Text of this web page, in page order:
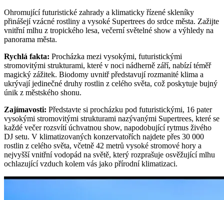
Ohromující futuristické zahrady a klimaticky řízené skleníky
přinášejí vzácné rostliny a vysoké Supertrees do srdce města. Zažijte
vnitřní mlhu z tropického lesa, večerní světelné show a výhledy na
panorama města.
Rychlá fakta: Procházka mezi vysokými, futuristickými
stromovitými strukturami, které v noci nádherně září, nabízí téměř
magický zážitek. Biodomy uvnitř představují rozmanité klima a
ukrývají jedinečné druhy rostlin z celého světa, což poskytuje bujný
únik z městského shonu.
Zajímavosti: Představte si procházku pod futuristickými, 16 pater
vysokými stromovitými strukturami nazývanými Supertrees, které se
každé večer rozsvítí úchvatnou show, napodobující rytmus živého
DJ setu. V klimatizovaných konzervatořích najdete přes 30 000
rostlin z celého světa, včetně 42 metrů vysoké stromové hory a
nejvyšší vnitřní vodopád na světě, který rozprašuje osvěžující mlhu
ochlazující vzduch kolem vás jako přírodní klimatizaci.